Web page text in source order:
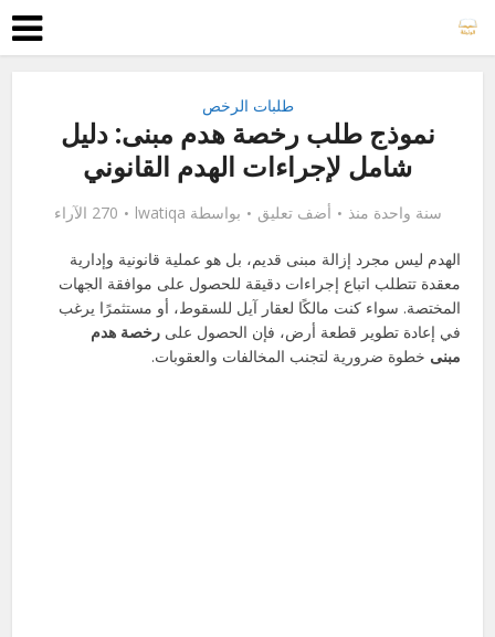
طلبات الرخص
نموذج طلب رخصة هدم مبنى: دليل
شامل لإجراءات الهدم القانوني
سنة واحدة منذ أضف تعليق بواسطة lwatiqa 270 الآراء
الهدم ليس مجرد إزالة مبنى قديم، بل هو عملية قانونية وإدارية
معقدة تتطلب اتباع إجراءات دقيقة للحصول على موافقة الجهات
المختصة. سواء كنت مالكًا لعقار آيل للسقوط، أو مستثمرًا يرغب
في إعادة تطوير قطعة أرض، فإن الحصول علىرخصة هدم
مبنى خطوة ضرورية لتجنب المخالفات والعقوبات.